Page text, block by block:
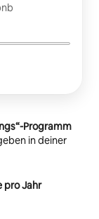
Programm
in deiner
pro Jahr